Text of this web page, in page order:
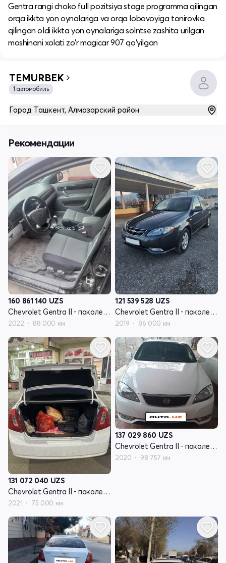
Gentra rangi choko full pozitsiya stage programma qilingan
orqa ikkta yon oynalariga va orqa lobovoyiga tonirovka
qilingan oldi ikkta yon oynalariga solntse zashita urilgan
moshinani xolati zo'r magicar 907 qo'yilgan
TEMURBEK
1 автомобиль
Город Ташкент, Алмазарский район
Рекомендации
160 861 140 UZS
Chevrolet Gentra II - поколение
2022 88 000 км
121 539 528 UZS
Chevrolet Gentra II - поколение
2019 86 000 км
131 072 040 UZS
Chevrolet Gentra II - поколение
2021 75 000 км
137 029 860 UZS
Chevrolet Gentra II - поколение
2020 98 757 км